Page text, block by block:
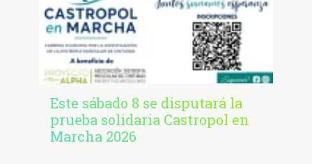
Este sábado 8 se disputará la
prueba solidaria Castropol en
Marcha 2026